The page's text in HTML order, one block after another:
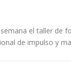
el taller de
de impulso y